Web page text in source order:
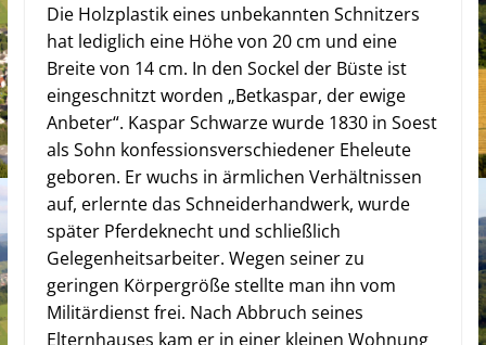
Die Holzplastik eines unbekannten Schnitzers
hat lediglich eine Höhe von 20 cm und eine
Breite von 14 cm. In den Sockel der Büste ist
eingeschnitzt worden „Betkaspar, der ewige
Anbeter“. Kaspar Schwarze wurde 1830 in Soest
als Sohn konfessionsverschiedener Eheleute
geboren. Er wuchs in ärmlichen Verhältnissen
auf, erlernte das Schneiderhandwerk, wurde
später Pferdeknecht und schließlich
Gelegenheitsarbeiter. Wegen seiner zu
geringen Körpergröße stellte man ihn vom
Militärdienst frei. Nach Abbruch seines
Elternhauses kam er in einer kleinen Wohnung